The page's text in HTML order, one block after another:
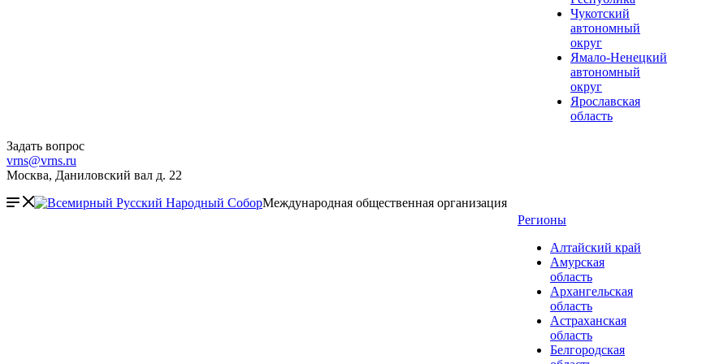
Чукотский
автономный
округ
Ямало-Ненецкий
автономный
округ
Ярославская
область
Задать вопрос
vrns@vrns.ru
Москва, Даниловский вал д. 22
Международная общественная организация
Регионы
Алтайский край
Амурская
область
Архангельская
область
Астраханская
область
Белгородская